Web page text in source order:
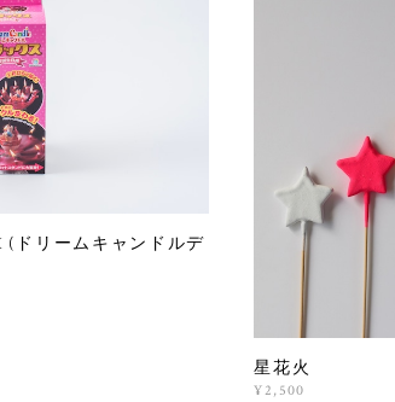
(ドリームキャンドルデ
星花火
¥2,500